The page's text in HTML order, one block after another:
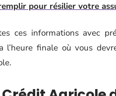
pour résilier votre
ces informations avec
l’heure finale où vous